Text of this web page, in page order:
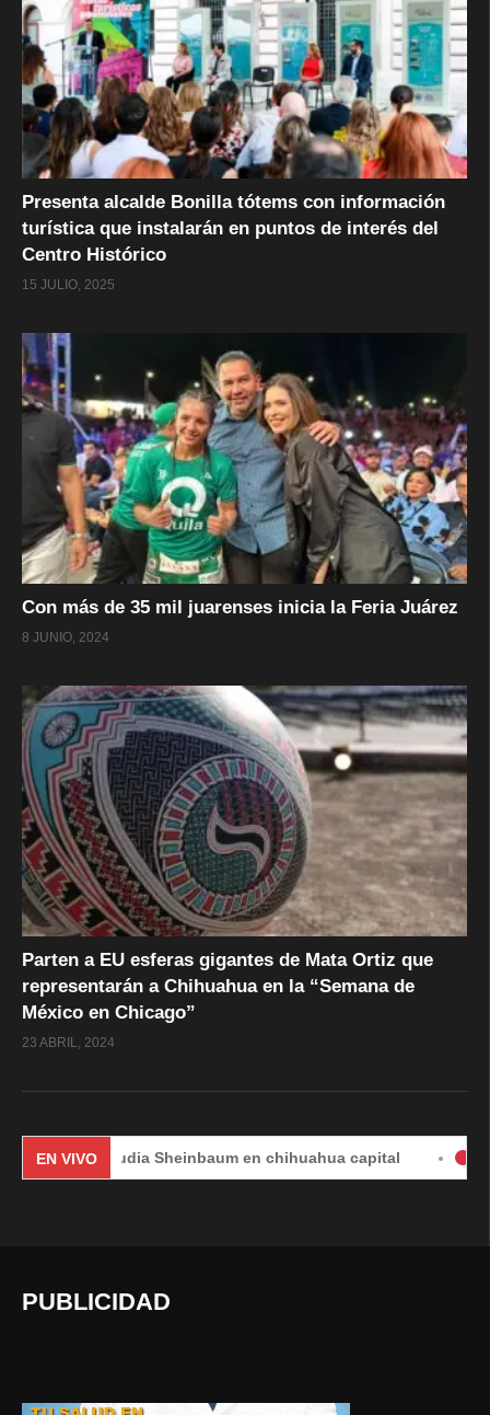
Presenta alcalde Bonilla tótems con información
turística que instalarán en puntos de interés del
Centro Histórico
15 JULIO, 2025
Con más de 35 mil juarenses inicia la Feria Juárez
8 JUNIO, 2024
Parten a EU esferas gigantes de Mata Ortiz que
representarán a Chihuahua en la “Semana de
México en Chicago”
23 ABRIL, 2024
EN VIVO
Claudia Sheinbaum en chihuahua capital #EnVivo |
PUBLICIDAD